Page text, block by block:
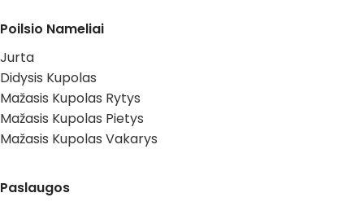
Poilsio Nameliai
Jurta
Didysis Kupolas
Mažasis Kupolas Rytys
Mažasis Kupolas Pietys
Mažasis Kupolas Vakarys
Paslaugos